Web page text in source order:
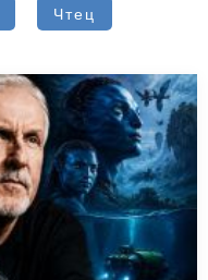
Чтец